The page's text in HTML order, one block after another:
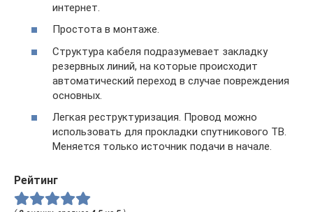
интернет.
Простота в монтаже.
Структура кабеля подразумевает закладку
резервных линий, на которые происходит
автоматический переход в случае повреждения
основных.
Легкая реструктуризация. Провод можно
использовать для прокладки спутникового ТВ.
Меняется только источник подачи в начале.
Рейтинг